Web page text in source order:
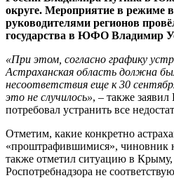
округе. Мероприятие в режиме
руководителями регионов
государства в ЮФО Владимир
«При этом, согласно графику
Астраханская область должна
несоответствия еще к 30
это не случилось», – также
потребовал устранить все
Отметим, какие конкретно
«проштрафившимися», чиновник
также отметил ситуацию в Крыму,
Роспотребнадзора не